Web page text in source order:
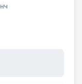
нч